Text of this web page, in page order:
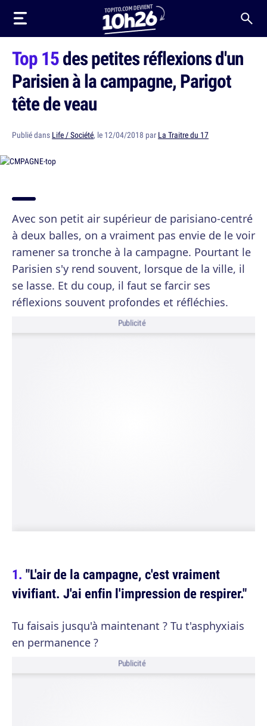
Top 15des petites réflexions d'un
Parisien à la campagne, Parigot
tête de veau
Publié dans Life / Société, le 12/04/2018 par La Traitre du 17
Avec son petit air supérieur de parisiano-centré
à deux balles, on a vraiment pas envie de le voir
ramener sa tronche à la campagne. Pourtant le
Parisien s'y rend souvent, lorsque de la ville, il
se lasse. Et du coup, il faut se farcir ses
réflexions souvent profondes et réfléchies.
Publicité
"L'air de la campagne, c'est vraiment
vivifiant. J'ai enfin l'impression de respirer."
Tu faisais jusqu'à maintenant ? Tu t'asphyxiais
en permanence ?
Publicité